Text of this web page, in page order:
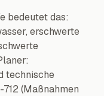
bedeutet das:
erschwerte
technische
(Maßnahmen